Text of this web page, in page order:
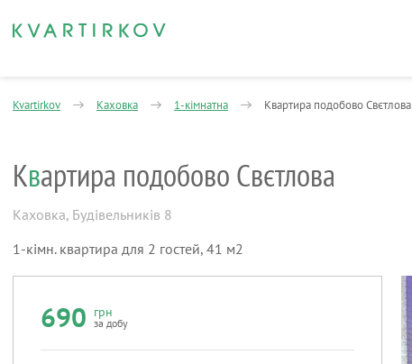
Kvartirkov Каховка 1-кімнатна Квартира подобово Свєтлова
Квартира подобово Свєтлова
Каховка, Будівельників 8
1-кімн. квартира для 2 гостей, 41 м2
690 грн
за добу